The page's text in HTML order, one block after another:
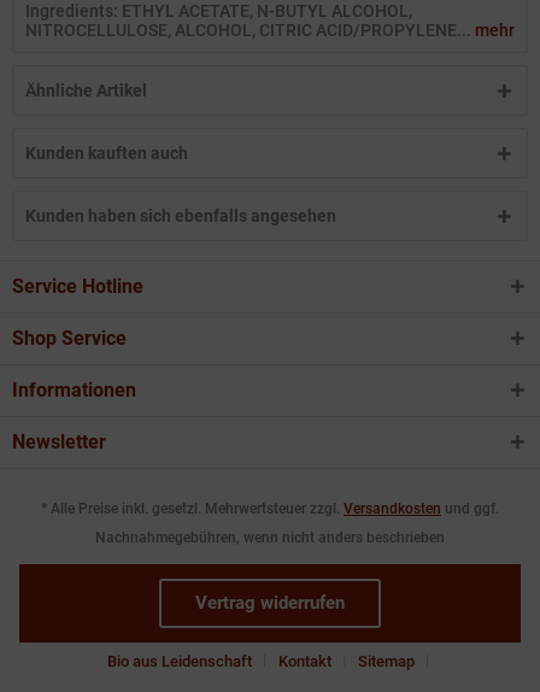
Ingredients: ETHYL ACETATE, N-BUTYL ALCOHOL,
NITROCELLULOSE, ALCOHOL, CITRIC ACID/PROPYLENE... mehr
Ähnliche Artikel
Kunden kauften auch
Kunden haben sich ebenfalls angesehen
Service Hotline
Shop Service
Informationen
Newsletter
* Alle Preise inkl. gesetzl. Mehrwertsteuer zzgl. Versandkosten und ggf.
Nachnahmegebühren, wenn nicht anders beschrieben
Vertrag widerrufen
Bio aus Leidenschaft Kontakt Sitemap